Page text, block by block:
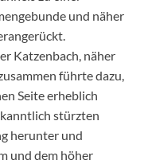
und näher
Katzenbach, näher
führte dazu,
Seite erheblich
stürzten
herunter und
und dem höher